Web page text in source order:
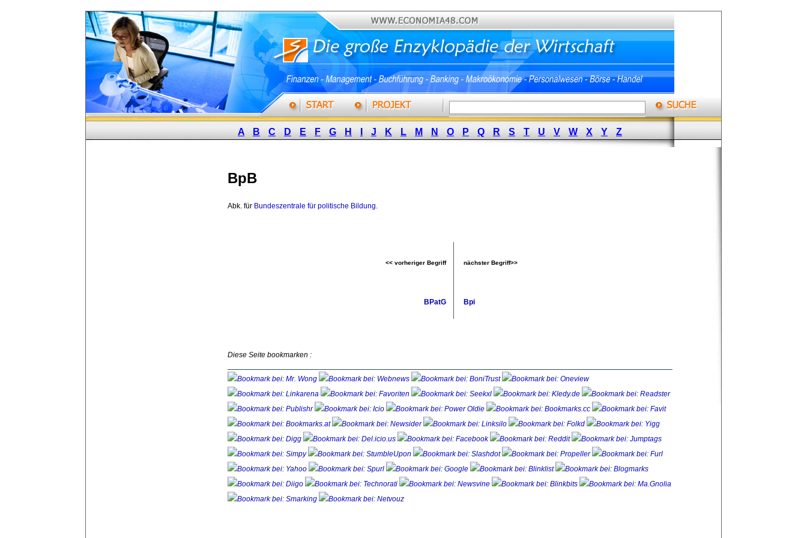
A B C D E F G H J K L M N O P Q R S T U V W X Y Z
BpB
Abk. für Bundeszentrale für politische Bildung.
<< vorheriger Begriff nächster Begriff>>
BPatG Bpi
Diese Seite bookmarken :